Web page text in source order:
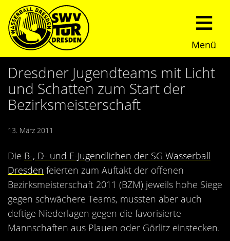
Menü
Start
Verein
Trainingszeiten
Sommerturnier
Presseberichte
Fotos
News
Nachwuchs
Fundraising
Kontakt
Dresdner Jugendteams mit Licht
und Schatten zum Start der
Bezirksmeisterschaft
13. März 2011
Die B-, D- und E-Jugendlichen der SG Wasserball
Dresden feierten zum Auftakt der offenen
Bezirksmeisterschaft 2011 (BZM) jeweils hohe Siege
gegen schwächere Teams, mussten aber auch
deftige Niederlagen gegen die favorisierte
Mannschaften aus Plauen oder Görlitz einstecken.